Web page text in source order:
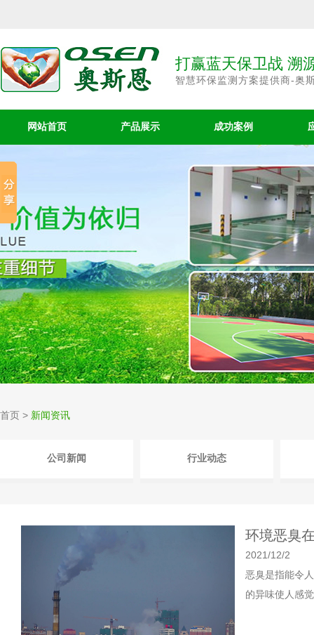
打赢蓝天保卫战 溯
智慧环保监测方案提供商-奥
网站首页 产品展示 成功案例
首页 > 新闻资讯
公司新闻 行业动态
环境恶臭
2021/12/2
恶臭是指能令
的异味使人感